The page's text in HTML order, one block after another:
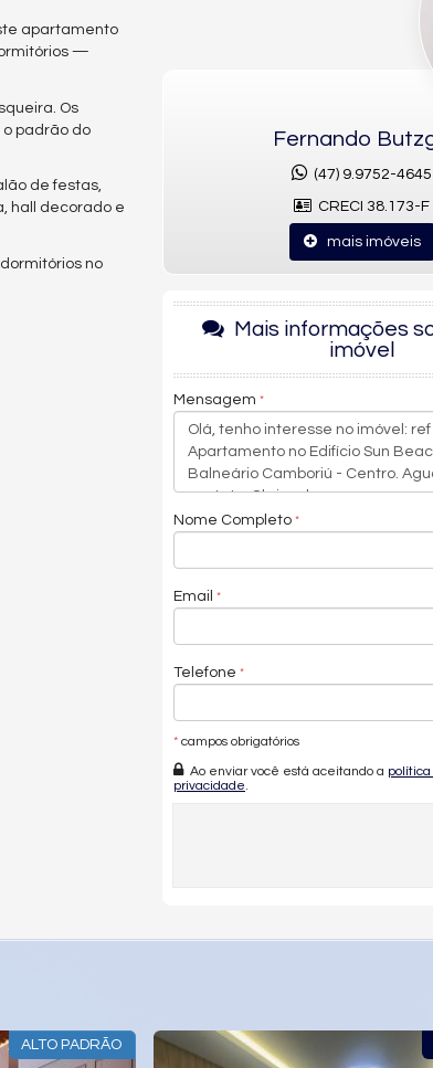
apartamento
—
Os
padrão do
de festas,
hall decorado e
no
Fernando
(47) 9.9752-4645
CRECI 38.173-F
mais imóveis
Mais informações
imóvel
Mensagem
Nome Completo
Email
Telefone
* campos obrigatórios
Ao enviar você está aceitando a
privacidade
ALTO PADRÃO